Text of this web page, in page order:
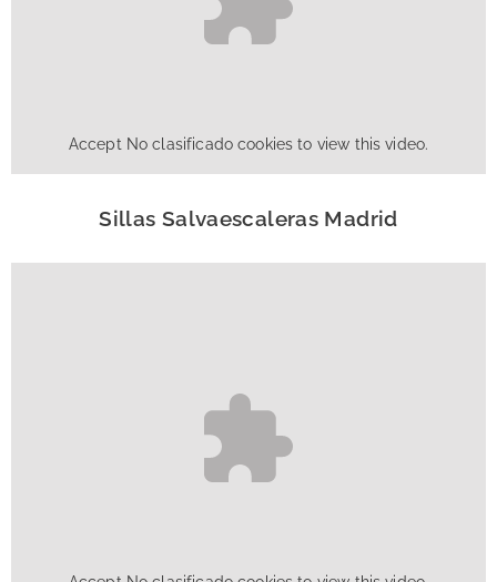
Accept No clasificadocookies to view this video.
Sillas Salvaescaleras Madrid